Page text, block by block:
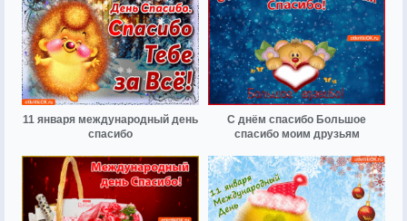
11 января международный день
спасибо
С днём спасибо Большое
спасибо моим друзьям